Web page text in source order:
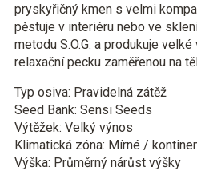
pryskyřičný kmen s velmi
pěstuje v interiéru nebo ve
metodu S.O.G. a produkuje
relaxační pecku zaměřenou na
Typ osiva: Pravidelná zátěž
Seed Bank: Sensi Seeds
Výtěžek: Velký výnos
Klimatická zóna: Mírné /
Výška: Průměrný nárůst výšky